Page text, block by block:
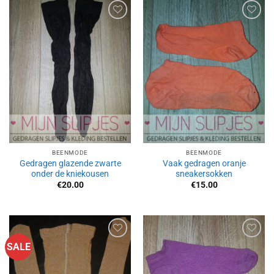
Aan
verlanglijst
toevoegen
BEENMODE
Gedragen glazende zwarte
onder de kniekousen
€20.00
Aan
verlanglijst
toevoegen
BEENMODE
Vaak gedragen oranje
sneakersokken
€15.00
SALE
Aan
verlanglijst
toevoegen
Aan
verlanglijst
toevoegen